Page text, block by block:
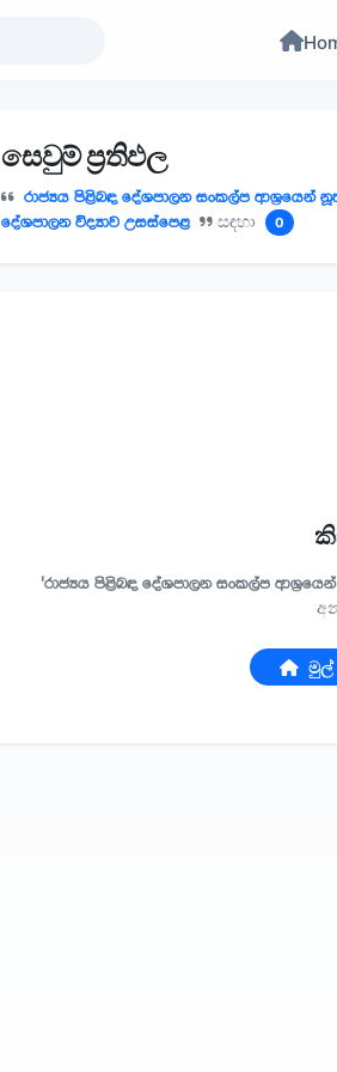
සෙවුම් ප්‍රතිඵල
රාජ්‍යය පිළිබඳ දේශපාලන සංකල්ප ආශ්‍රයෙන්
දේශපාලන විද්‍යාව උසස්පෙළ
සඳහා 0
'රාජ්‍යය පිළිබඳ දේශපාලන සංකල්ප
මුල්